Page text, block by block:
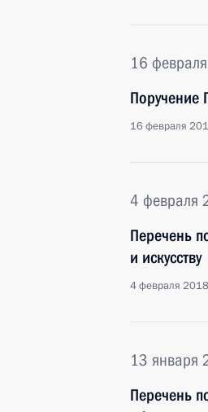
16
Поручение
16 февраля
4 февраля
Перечень
и искусству
4 февраля
13 января
Перечень